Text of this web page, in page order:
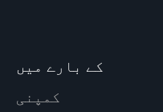
کے بارے میں
کمپنی